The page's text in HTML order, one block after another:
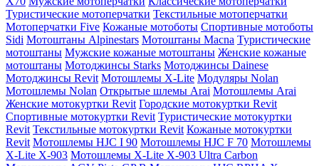
Туристические мотоперчатки Текстильные мотоперчатки
Мотоперчатки Five Кожаные мотоботы Спортивные мотоботы
Sidi Мотоштаны Alpinestars Мотоштаны Macna Туристические
мотоштаны Мужские кожаные мотоштаны Женские кожаные
мотоштаны Мотоджинсы Starks Мотоджинсы Dainese
Мотоджинсы Revit Мотошлемы X-Lite Модуляры Nolan
Мотошлемы Nolan Открытые шлемы Arai Мотошлемы Arai
Женские мотокуртки Revit Городские мотокуртки Revit
Cпортивные мотокуртки Revit Туристические мотокуртки
Revit Текстильные мотокуртки Revit Кожаные мотокуртки
Revit Мотошлемы HJC I 90 Мотошлемы HJC F 70 Мотошлемы
X-Lite X-903 Мотошлемы X-Lite X-903 Ultra Carbon